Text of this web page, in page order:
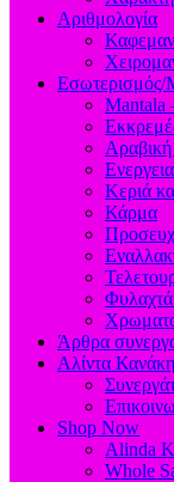
Αριθμολογία
Εσωτερισμός/
Mantala
Κεριά
Κάρμα
Άρθρα
Αλίντα Κανάκη
Shop Now
Alinda
Whole